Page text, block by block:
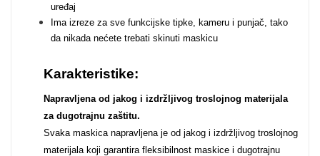
uređaj
Ima izreze za sve funkcijske tipke, kameru i punjač, tako
da nikada nećete trebati skinuti maskicu
Karakteristike:
Napravljena od jakog i izdržljivog troslojnog materijala
za dugotrajnu zaštitu.
Svaka maskica napravljena je od jakog i izdržljivog troslojnog
materijala koji garantira fleksibilnost maskice i dugotrajnu
Doodles
Monogrami